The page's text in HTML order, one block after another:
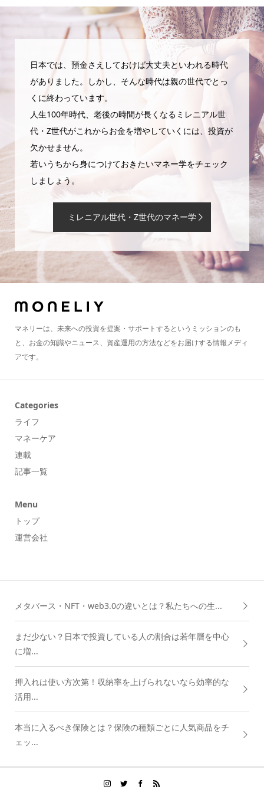
日本では、預金さえしておけば大丈夫といわれる時代
がありました。しかし、そんな時代は親の世代でとっ
くに終わっています。
人生100年時代、老後の時間が長くなるミレニアル世
代・Z世代がこれからお金を増やしていくには、投資が
欠かせません。
若いうちから身につけておきたいマネー学をチェック
しましょう。
ミレニアル世代・Z世代のマネー学
マネリーは、未来への投資を提案・サポートするというミッションのも
と、お金の知識やニュース、資産運用の方法などをお届けする情報メディ
アです。
Categories
ライフ
マネーケア
連載
記事一覧
Menu
トップ
運営会社
メタバース・NFT・web3.0の違いとは？私たちへの生...
まだ少ない？日本で投資している人の割合は若年層を中心
に増...
押入れは使い方次第！収納率を上げられないなら効率的な
活用...
本当に入るべき保険とは？保険の種類ごとに人気商品をチ
ェッ...